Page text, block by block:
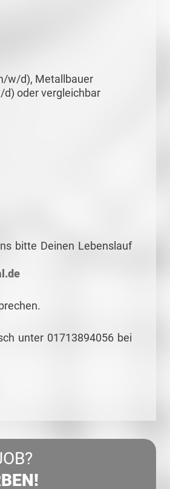
w/d), Metallbauer
oder vergleichbar
bitte Deinen Lebenslauf
unter 01713894056 bei